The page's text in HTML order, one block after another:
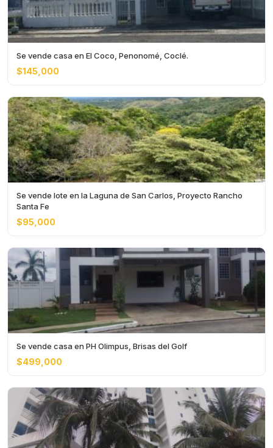
Se vende casa en El Coco, Penonomé, Coclé.
$145,000
Se vende lote en la Laguna de San Carlos, Proyecto Rancho
Santa Fe
$95,000
Se vende casa en PH Olimpus, Brisas del Golf
$499,000